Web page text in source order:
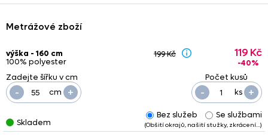
Metrážové zboží
výška - 160 cm
100% polyester
cm +
- ks +
-
199 Kč 119 Kč
-40%
Skladem
Bez služeb Se službami
(Obšití okrajů, našití stužky, zkrácení…)